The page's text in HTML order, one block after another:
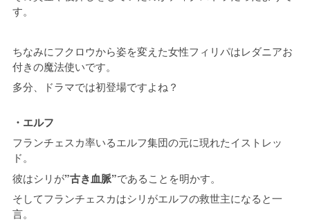
す。
ちなみにフクロウから姿を変えた女性フィリパはレダニアお
付きの魔法使いです。
多分、ドラマでは初登場ですよね？
・エルフ
フランチェスカ率いるエルフ集団の元に現れたイストレッ
ド。
彼はシリが”古き血脈”であることを明かす。
そしてフランチェスカはシリがエルフの救世主になると一
言。